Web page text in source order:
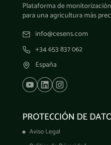
Plataforma de
para una agricultura más
info@cesens.com
+34 653 837 062
España
PROTECCIÓN DE
Aviso Legal